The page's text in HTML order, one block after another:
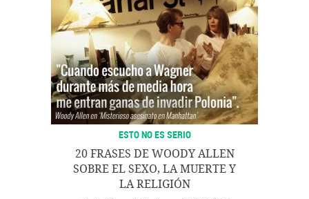
ESTO NO ES SERIO
20 FRASES DE WOODY ALLEN
SOBRE EL SEXO, LA MUERTE Y
LA RELIGIÓN